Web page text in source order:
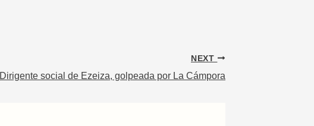
NEXT
Dirigente social de Ezeiza, golpeada por La Cámpora